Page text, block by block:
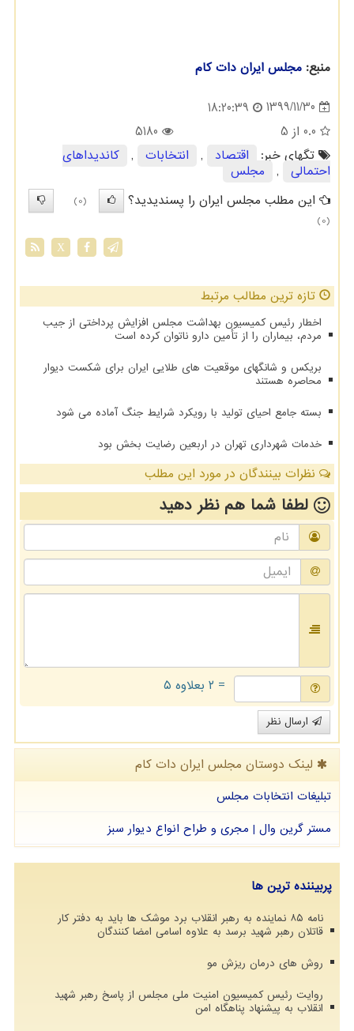
منبع: مجلس ایران دات كام
1399/11/30
18:20:39
0.0 از 5
5180
تگهای خبر:
اقتصاد , انتخابات ,
كاندیداهای
احتمالی
,
مجلس
این مطلب مجلس ایران را پسندیدید؟
(0)
(0)
X
تازه ترین مطالب مرتبط
اخطار رئیس کمیسیون بهداشت مجلس افزایش پرداختی از جیب
مردم، بیماران را از تأمین دارو ناتوان کرده است
بریکس و شانگهای موقعیت های طلایی ایران برای شکست دیوار
محاصره هستند
بسته جامع احیای تولید با رویکرد شرایط جنگ آماده می شود
خدمات شهرداری تهران در اربعین رضایت بخش بود
نظرات بینندگان در مورد این مطلب
لطفا شما همنظر دهید
= ۲ بعلاوه ۵
ارسال نظر
لینک دوستان مجلس ایران دات كام
تبلیغات انتخابات مجلس
مستر گرین وال | مجری و طراح انواع دیوار سبز
پربیننده ترین ها
نامه ۸۵ نماینده به رهبر انقلاب برد موشک ها باید به دفتر کار
قاتلان رهبر شهید برسد به علاوه اسامی امضا کنندگان
روش های درمان ریزش مو
روایت رئیس کمیسیون امنیت ملی مجلس از پاسخ رهبر شهید
انقلاب به پیشنهاد پناهگاه امن